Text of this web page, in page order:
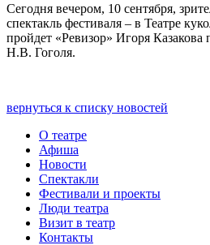
Сегодня вечером, 10 сентября,
спектакль фестиваля – в Театре
пройдет «Ревизор» Игоря
Н.В. Гоголя.
вернуться к списку новостей
О театре
Афиша
Новости
Спектакли
Фестивали и проекты
Люди театра
Визит в театр
Контакты